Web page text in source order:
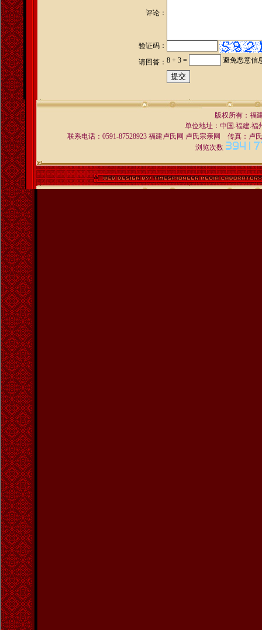
评论：
验证码：
请回答： 8 + 3 = 避免恶意信
版权所有：福
单位地址：中国.福建.福
联系电话：0591-87528923 福建卢氏网 卢氏宗亲网 传真：卢
浏览次数